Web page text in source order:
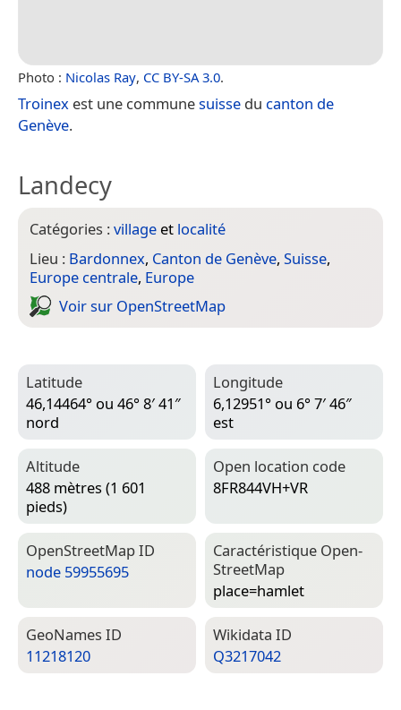
Photo : Nicolas Ray, CC BY-SA 3.0.
Troinex est une communesuisse du canton de
Genève.
Landecy
Catégories :village et localité
Lieu : Bardonnex, Canton de Genève, Suisse,
Europe centrale, Europe
Voir sur Open­Street­Map
Latitude
46,14464° ou 46° 8′ 41″
nord
Longitude
6,12951° ou 6° 7′ 46″
est
Altitude
488 mètres (1 601
pieds)
Open location code
8FR844VH+VR
Open­Street­Map ID
node 59955695
Caractéristique Open­
Street­Map
place=­hamlet
Geo­Names ID
11218120
Wiki­data ID
Q3217042